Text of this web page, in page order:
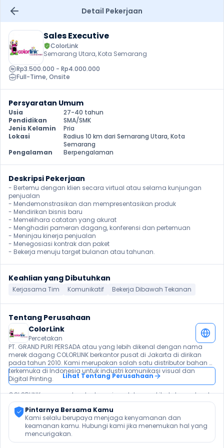
Detail Pekerjaan
Sales Executive
ColorLink
Semarang Utara, Kota Semarang
Rp3.500.000 - Rp4.000.000
Full-Time, Onsite
Persyaratan Umum
Usia
27-40 tahun
Pendidikan
SMA/SMK
Jenis Kelamin
Pria
Lokasi
Radius 10 km dari Semarang Utara, Kota
Semarang
Pengalaman
Berpengalaman
Deskripsi Pekerjaan
- Bertemu dengan klien secara virtual atau selama kunjungan
penjualan
- Mendemonstrasikan dan mempresentasikan produk
- Mendirikan bisnis baru
- Memelihara catatan yang akurat
- Menghadiri pameran dagang, konferensi dan pertemuan
- Meninjau kinerja penjualan
- Menegosiasi kontrak dan paket
- Bekerja menuju target bulanan atau tahunan.
Keahlian yang Dibutuhkan
Kerjasama Tim Komunikatif Bekerja Dibawah Tekanan
Tentang Perusahaan
ColorLink
Percetakan
PT. GRAND PURI PERSADA atau yang lebih dikenal dengan nama
merek dagang COLORLINK berkantor pusat di Jakarta di dirikan
pada tahun 2010. Kami merupakan salah satu distributor bahan
terkemuka di Indonesia untuk industri komunikasi visual dan
Digital Printing.
COLORLINK menawarkan berbagai produk yang kita kelompokan ke
dalam 7 (tujuh) kelompok, yaitu Flexi Banner, INK, Display Banner,
Sparepart Machine Printing, Accesories Printing, Laminating Film
dan Indoor Media.
Dengan dedikasi kami yang tinggi, kami terus berkomitmen untuk
member- ikan produk yang berkualitas dengan harga yang
Lihat Tentang Perusahaan
Pintarnya Bersama Kamu
Kami selalu berupaya menjaga kenyamanan dan
keamanan kamu. Hubungi kami jika menemukan hal yang
mencurigakan.